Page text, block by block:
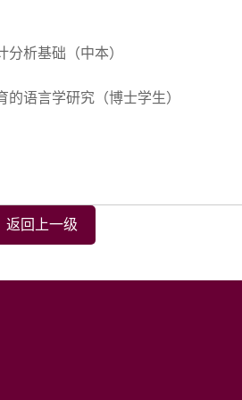
析基础（中本）
语言学研究（博士学生）
返回上一级